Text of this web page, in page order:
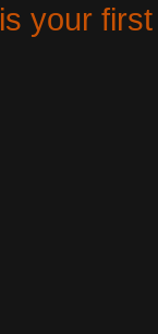
your